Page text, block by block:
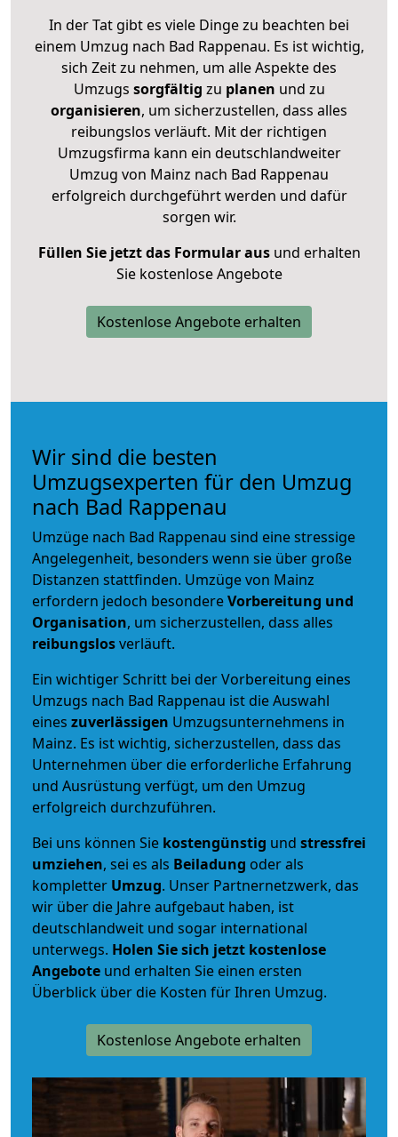
In der Tat gibt es viele Dinge zu beachten bei
einem Umzug nach Bad Rappenau. Es ist wichtig,
sich Zeit zu nehmen, um alle Aspekte des
Umzugs sorgfältig zu planen und zu
organisieren, um sicherzustellen, dass alles
reibungslos verläuft. Mit der richtigen
Umzugsfirma kann ein deutschlandweiter
Umzug von Mainz nach Bad Rappenau
erfolgreich durchgeführt werden und dafür
sorgen wir.
Füllen Sie jetzt das Formular ausund erhalten
Sie kostenlose Angebote
Kostenlose Angebote erhalten
Wir sind die besten
Umzugsexperten für den Umzug
nach Bad Rappenau
Umzüge nach Bad Rappenau sind eine stressige
Angelegenheit, besonders wenn sie über große
Distanzen stattfinden. Umzüge von Mainz
erfordern jedoch besondereVorbereitung und
Organisation, um sicherzustellen, dass alles
reibungslosverläuft.
Ein wichtiger Schritt bei der Vorbereitung eines
Umzugs nach Bad Rappenau ist die Auswahl
eines zuverlässigen Umzugsunternehmens in
Mainz. Es ist wichtig, sicherzustellen, dass das
Unternehmen über die erforderliche Erfahrung
und Ausrüstung verfügt, um den Umzug
erfolgreich durchzuführen.
Bei uns können Sie kostengünstig und stressfrei
umziehen, sei es als Beiladung oder als
kompletter Umzug. Unser Partnernetzwerk, das
wir über die Jahre aufgebaut haben, ist
deutschlandweit und sogar international
unterwegs. Holen Sie sich jetzt kostenlose
Angebote und erhalten Sie einen ersten
Überblick über die Kosten für Ihren Umzug.
Kostenlose Angebote erhalten